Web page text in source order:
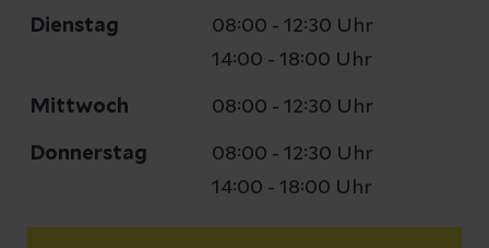
Dienstag
08:00 - 12:30 Uhr
14:00 - 18:00 Uhr
Mittwoch 08:00 - 12:30 Uhr
Donnerstag
08:00 - 12:30 Uhr
14:00 - 18:00 Uhr